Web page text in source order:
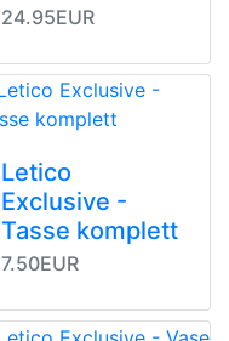
24.95EUR
Letico
Exclusive -
Tasse komplett
7.50EUR